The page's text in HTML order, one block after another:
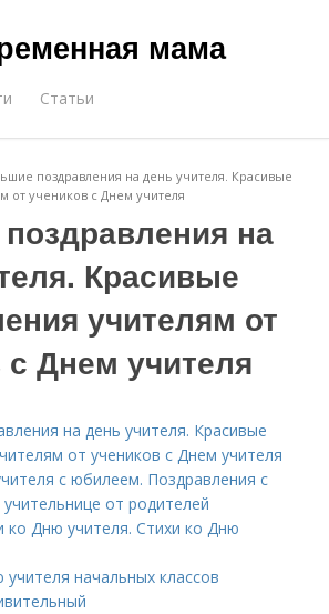
мама
Статьи
поздравления на день учителя. Красивые
от учеников с Днем учителя
на
Красивые
учителям от
с Днем учителя
на день учителя. Красивые
от учеников с Днем учителя
с юбилеем. Поздравления с
от родителей
ко Дню учителя. Стихи ко Дню
учителя начальных классов